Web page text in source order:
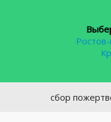
сбор